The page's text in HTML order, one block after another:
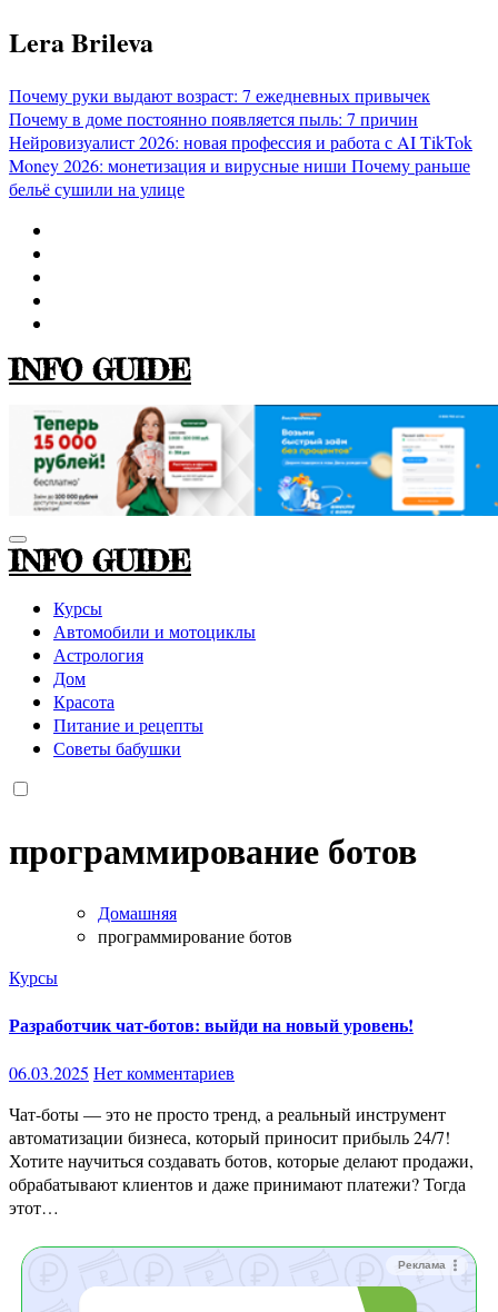
Перейти
к
Lera Brileva
Почему руки выдают возраст: 7 ежедневных привычек
Почему в доме постоянно появляется пыль: 7 причин
Нейровизуалист 2026: новая профессия и работа с AITikTok
Money 2026: монетизация и вирусные ниши Почему раньше
бельё сушили на улице
INFO GUIDE
INFO GUIDE
Курсы
Автомобили и мотоциклы
Астрология
Дом
Красота
Питание и рецепты
Советы бабушки
программирование ботов
Домашняя
программирование ботов
Курсы
Разработчик чат-ботов: выйди на новый уровень!
06.03.2025 Нет комментариев
Чат-боты — это не просто тренд, а реальный инструмент
автоматизации бизнеса, который приносит прибыль 24/7!
Хотите научиться создавать ботов, которые делают продажи,
обрабатывают клиентов и даже принимают платежи? Тогда
этот…
Реклама